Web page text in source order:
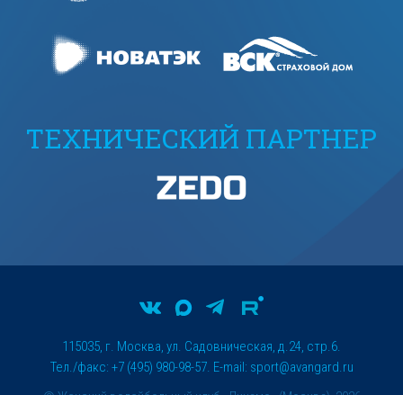
ТЕХНИЧЕСКИЙ ПАРТНЕР
115035, г. Москва, ул. Садовническая, д.24, стр.6.
Тел./факс: +7 (495) 980-98-57. E-mail: sport@avangard.ru